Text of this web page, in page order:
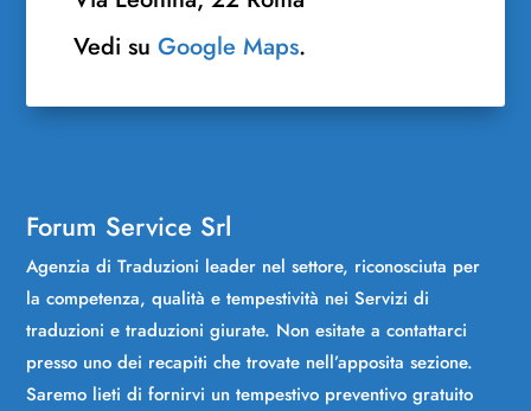
Vedi suGoogle Maps.
Forum Service Srl
Agenzia di Traduzioni leader nel settore, riconosciuta per
la competenza, qualità e tempestività nei Servizi di
traduzioni e traduzioni giurate. Non esitate a contattarci
presso uno dei recapiti che trovate nell’apposita sezione.
Saremo lieti di fornirvi un tempestivo preventivo gratuito